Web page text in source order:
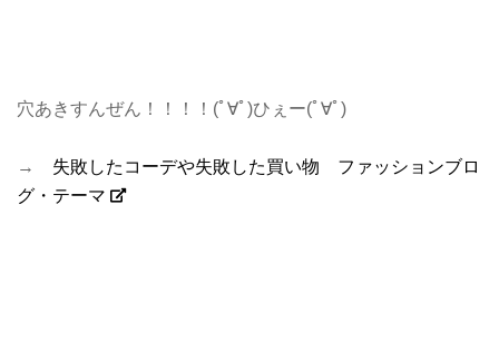
穴あきすんぜん！！！！(ﾟ∀ﾟ)ひぇー(ﾟ∀ﾟ)
→ 失敗したコーデや失敗した買い物 ファッションブロ
グ・テーマ